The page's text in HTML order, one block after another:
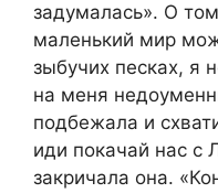
задумалась». О
маленький мир
зыбучих песках, я
на меня
подбежала и
иди покачай нас с
закричала она.